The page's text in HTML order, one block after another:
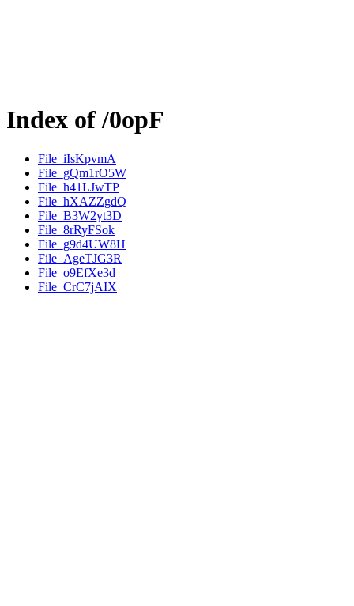
Index of /0opF
File_iIsKpvmA
File_gQm1rO5W
File_h41LJwTP
File_hXAZZgdQ
File_B3W2yt3D
File_8rRyFSok
File_g9d4UW8H
File_AgeTJG3R
File_o9EfXe3d
File_CrC7jAIX